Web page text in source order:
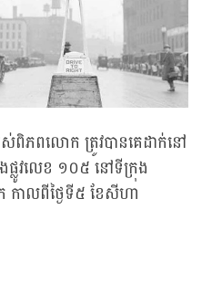
ពិភពលោក ត្រូវបានគេដាក់នៅ
ផ្លូវលេខ ១០៥ នៅទីក្រុង
កាលពីថ្ងៃទី៥ ខែសីហា